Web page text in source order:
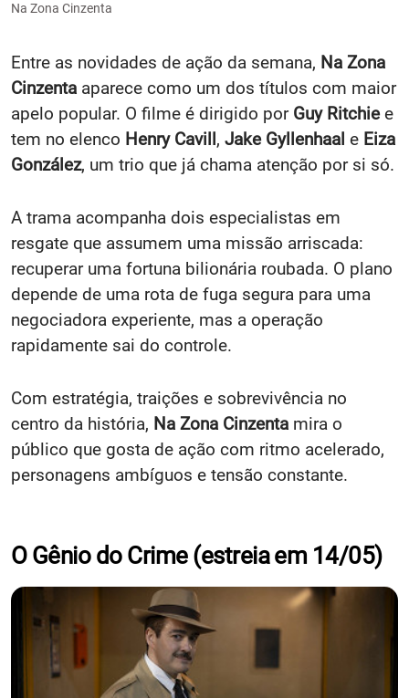
Na Zona Cinzenta
Entre as novidades de ação da semana, Na Zona
Cinzenta aparece como um dos títulos com maior
apelo popular. O filme é dirigido por Guy Ritchiee
tem no elenco Henry Cavill, Jake Gyllenhaal e Eiza
González, um trio que já chama atenção por si só.
A trama acompanha dois especialistas em
resgate que assumem uma missão arriscada:
recuperar uma fortuna bilionária roubada. O plano
depende de uma rota de fuga segura para uma
negociadora experiente, mas a operação
rapidamente sai do controle.
Com estratégia, traições e sobrevivência no
centro da história, Na Zona Cinzenta mira o
público que gosta de ação com ritmo acelerado,
personagens ambíguos e tensão constante.
O Gênio do Crime (estreia em 14/05)